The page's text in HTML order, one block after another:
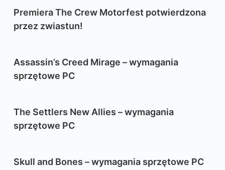
Premiera The Crew Motorfest potwierdzona
przez zwiastun!
Assassin’s Creed Mirage – wymagania
sprzętowe PC
The Settlers New Allies – wymagania
sprzętowe PC
Skull and Bones – wymagania sprzętowe PC